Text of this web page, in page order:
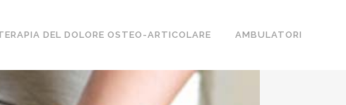
DEL DOLORE OSTEO-ARTICOLARE AMBULATORI